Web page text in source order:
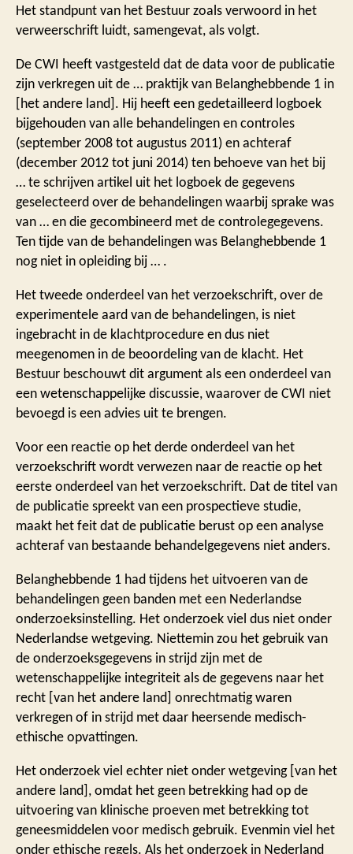
Het standpunt van het Bestuur zoals verwoord in het
verweerschrift luidt, samengevat, als volgt.
De CWI heeft vastgesteld dat de data voor de publicatie
zijn verkregen uit de … praktijk van Belanghebbende 1 in
[het andere land]. Hij heeft een gedetailleerd logboek
bijgehouden van alle behandelingen en controles
(september 2008 tot augustus 2011) en achteraf
(december 2012 tot juni 2014) ten behoeve van het bij
… te schrijven artikel uit het logboek de gegevens
geselecteerd over de behandelingen waarbij sprake was
van … en die gecombineerd met de controlegegevens.
Ten tijde van de behandelingen was Belanghebbende 1
nog niet in opleiding bij … .
Het tweede onderdeel van het verzoekschrift, over de
experimentele aard van de behandelingen, is niet
ingebracht in de klachtprocedure en dus niet
meegenomen in de beoordeling van de klacht. Het
Bestuur beschouwt dit argument als een onderdeel van
een wetenschappelijke discussie, waarover de CWI niet
bevoegd is een advies uit te brengen.
Voor een reactie op het derde onderdeel van het
verzoekschrift wordt verwezen naar de reactie op het
eerste onderdeel van het verzoekschrift. Dat de titel van
de publicatie spreekt van een prospectieve studie,
maakt het feit dat de publicatie berust op een analyse
achteraf van bestaande behandelgegevens niet anders.
Belanghebbende 1 had tijdens het uitvoeren van de
behandelingen geen banden met een Nederlandse
onderzoeksinstelling. Het onderzoek viel dus niet onder
Nederlandse wetgeving. Niettemin zou het gebruik van
de onderzoeksgegevens in strijd zijn met de
wetenschappelijke integriteit als de gegevens naar het
recht [van het andere land] onrechtmatig waren
verkregen of in strijd met daar heersende medisch-
ethische opvattingen.
Het onderzoek viel echter niet onder wetgeving [van het
andere land], omdat het geen betrekking had op de
uitvoering van klinische proeven met betrekking tot
geneesmiddelen voor medisch gebruik. Evenmin viel het
onder ethische regels. Als het onderzoek in Nederland